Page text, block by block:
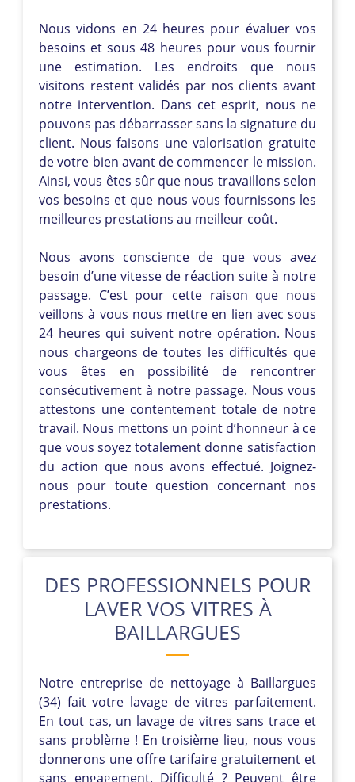
Nous vidons en 24 heures pour évaluer vos
besoins et sous 48 heures pour vous fournir
une estimation. Les endroits que nous
visitons restent validés par nos clients avant
notre intervention. Dans cet esprit, nous ne
pouvons pas débarrasser sans la signature du
client. Nous faisons une valorisation gratuite
de votre bien avant de commencer le mission.
Ainsi, vous êtes sûr que nous travaillons selon
vos besoins et que nous vous fournissons les
meilleures prestations au meilleur coût.
Nous avons conscience de que vous avez
besoin d’une vitesse de réaction suite à notre
passage. C’est pour cette raison que nous
veillons à vous nous mettre en lien avec sous
24 heures qui suivent notre opération. Nous
nous chargeons de toutes les difficultés que
vous êtes en possibilité de rencontrer
consécutivement à notre passage. Nous vous
attestons une contentement totale de notre
travail. Nous mettons un point d’honneur à ce
que vous soyez totalement donne satisfaction
du action que nous avons effectué. Joignez-
nous pour toute question concernant nos
prestations.
DES PROFESSIONNELS POUR
LAVER VOS VITRES À
BAILLARGUES
Notre entreprise de nettoyage à Baillargues
(34) fait votre lavage de vitres parfaitement.
En tout cas, un lavage de vitres sans trace et
sans problème ! En troisième lieu, nous vous
donnerons une offre tarifaire gratuitement et
sans engagement. Difficulté ? Peuvent être